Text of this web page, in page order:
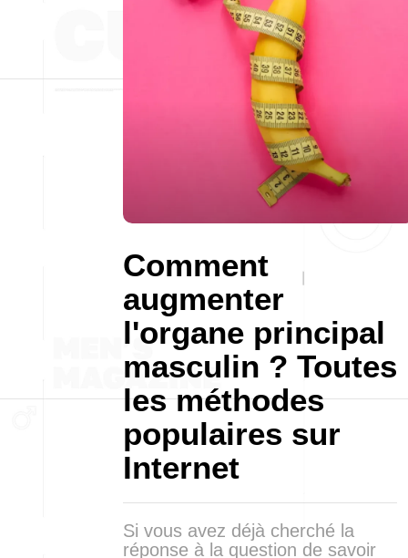
Comment
augmenter
l'organe principal
masculin ? Toutes
les méthodes
populaires sur
Internet
Si vous avez déjà cherché la
réponse à la question de savoir